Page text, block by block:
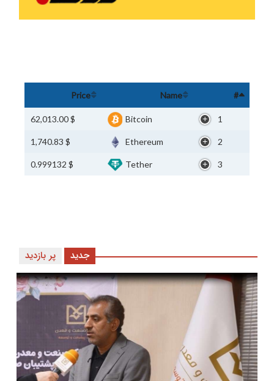
#
Name
Price
1
Bitcoin
$ 62,013.00
2
Ethereum
$ 1,740.83
3
Tether
$ 0.999132
پر بازدید جدید